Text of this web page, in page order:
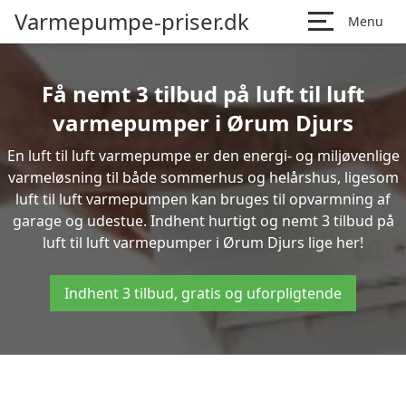
Varmepumpe-priser.dk Menu
Få nemt 3 tilbud på luft til luft
varmepumper i Ørum Djurs
En luft til luft varmepumpe er den energi- og miljøvenlige
varmeløsning til både sommerhus og helårshus, ligesom
luft til luft varmepumpen kan bruges til opvarmning af
garage og udestue. Indhent hurtigt og nemt 3 tilbud på
luft til luft varmepumper i Ørum Djurs lige her!
Indhent 3 tilbud, gratis og uforpligtende